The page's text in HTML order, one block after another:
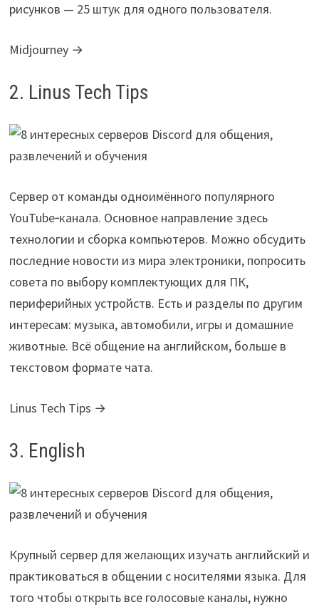
рисунков — 25 штук для одного пользователя.
Midjourney →
2. Linus Tech Tips
Сервер от команды одноимённого популярного
YouTube‑канала. Основное направление здесь
технологии и сборка компьютеров. Можно обсудить
последние новости из мира электроники, попросить
совета по выбору комплектующих для ПК,
периферийных устройств. Есть и разделы по другим
интересам: музыка, автомобили, игры и домашние
животные. Всё общение на английском, больше в
текстовом формате чата.
Linus Tech Tips →
3. English
Крупный сервер для желающих изучать английский и
практиковаться в общении с носителями языка. Для
того чтобы открыть все голосовые каналы, нужно